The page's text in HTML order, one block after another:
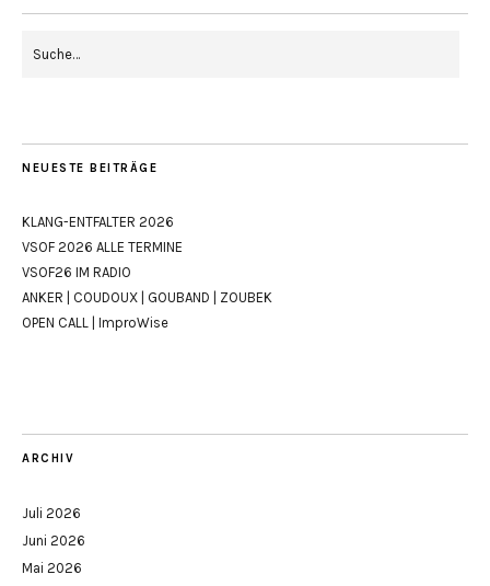
NEUESTE BEITRÄGE
KLANG-ENTFALTER 2026
VSOF 2026 ALLE TERMINE
VSOF26 IM RADIO
ANKER | COUDOUX | GOUBAND | ZOUBEK
OPEN CALL | ImproWise
ARCHIV
Juli 2026
Juni 2026
Mai 2026